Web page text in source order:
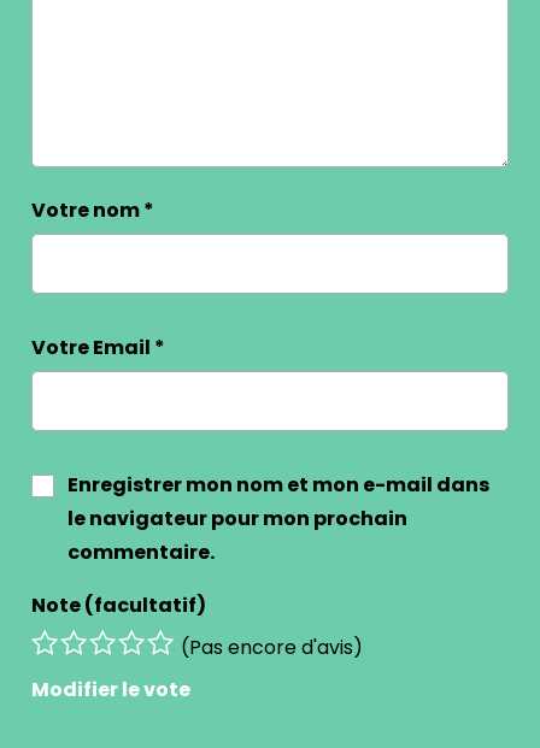
Votre nom*
Votre Email *
Enregistrer mon nom et mon e-mail dans
le navigateur pour mon prochain
commentaire.
Note (facultatif)
(Pas encore d'avis)
Modifier le vote